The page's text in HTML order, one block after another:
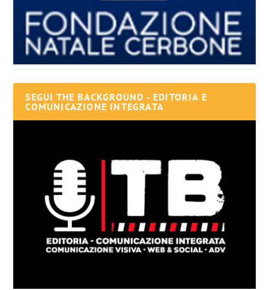
SEGUI THE BACKGROUND - EDITORIA E
COMUNICAZIONE INTEGRATA